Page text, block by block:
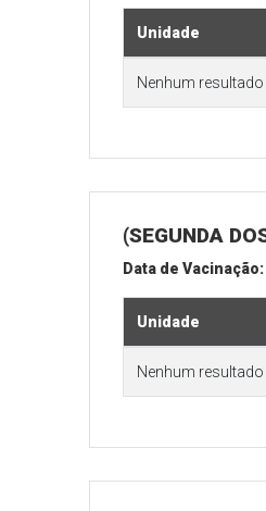
Unidade
Nenhum
(SEGUNDA
Data de Vacinação:
Unidade
Nenhum